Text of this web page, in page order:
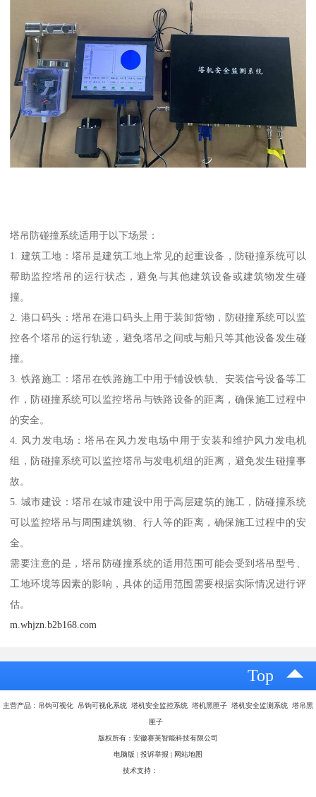
塔吊防碰撞系统适用于以下场景：
1. 建筑工地：塔吊是建筑工地上常见的起重设备，防碰撞系统可以
帮助监控塔吊的运行状态，避免与其他建筑设备或建筑物发生碰
撞。
2. 港口码头：塔吊在港口码头上用于装卸货物，防碰撞系统可以监
控各个塔吊的运行轨迹，避免塔吊之间或与船只等其他设备发生碰
撞。
3. 铁路施工：塔吊在铁路施工中用于铺设铁轨、安装信号设备等工
作，防碰撞系统可以监控塔吊与铁路设备的距离，确保施工过程中
的安全。
4. 风力发电场：塔吊在风力发电场中用于安装和维护风力发电机
组，防碰撞系统可以监控塔吊与发电机组的距离，避免发生碰撞事
故。
5. 城市建设：塔吊在城市建设中用于高层建筑的施工，防碰撞系统
可以监控塔吊与周围建筑物、行人等的距离，确保施工过程中的安
全。
需要注意的是，塔吊防碰撞系统的适用范围可能会受到塔吊型号、
工地环境等因素的影响，具体的适用范围需要根据实际情况进行评
估。
m.whjzn.b2b168.com
Top
主营产品：吊钩可视化 吊钩可视化系统 塔机安全监控系统 塔机黑匣子 塔机安全监测系统 塔吊黑
匣子
版权所有：安徽赛芙智能科技有限公司
电脑版 投诉举报 网站地图
技术支持：